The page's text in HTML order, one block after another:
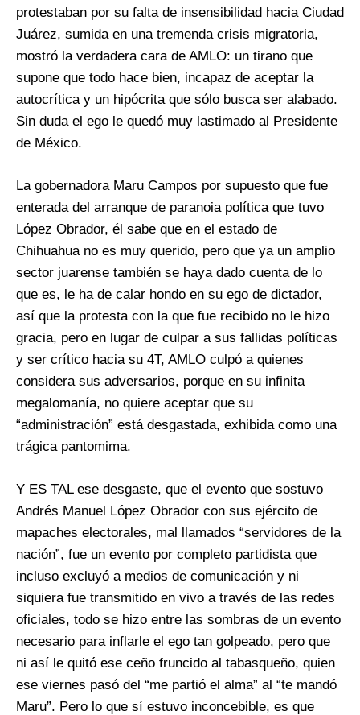
protestaban por su falta de insensibilidad hacia Ciudad
Juárez, sumida en una tremenda crisis migratoria,
mostró la verdadera cara de AMLO: un tirano que
supone que todo hace bien, incapaz de aceptar la
autocrítica y un hipócrita que sólo busca ser alabado.
Sin duda el ego le quedó muy lastimado al Presidente
de México.
La gobernadora Maru Campos por supuesto que fue
enterada del arranque de paranoia política que tuvo
López Obrador, él sabe que en el estado de
Chihuahua no es muy querido, pero que ya un amplio
sector juarense también se haya dado cuenta de lo
que es, le ha de calar hondo en su ego de dictador,
así que la protesta con la que fue recibido no le hizo
gracia, pero en lugar de culpar a sus fallidas políticas
y ser crítico hacia su 4T, AMLO culpó a quienes
considera sus adversarios, porque en su infinita
megalomanía, no quiere aceptar que su
“administración” está desgastada, exhibida como una
trágica pantomima.
Y ES TAL ese desgaste, que el evento que sostuvo
Andrés Manuel López Obrador con sus ejército de
mapaches electorales, mal llamados “servidores de la
nación”, fue un evento por completo partidista que
incluso excluyó a medios de comunicación y ni
siquiera fue transmitido en vivo a través de las redes
oficiales, todo se hizo entre las sombras de un evento
necesario para inflarle el ego tan golpeado, pero que
ni así le quitó ese ceño fruncido al tabasqueño, quien
ese viernes pasó del “me partió el alma” al “te mandó
Maru”. Pero lo que sí estuvo inconcebible, es que